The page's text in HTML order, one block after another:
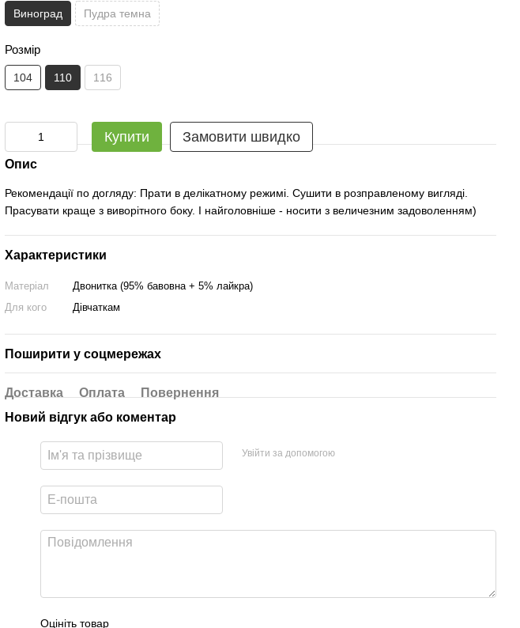
Виноград Пудра темна
Розмір
104 110 116
Купити Замовити швидко
Опис
Рекомендації по догляду: Прати в делікатному режимі. Сушити в розправленому вигляді.
Прасувати краще з виворітного боку. І найголовніше - носити з величезним задоволенням)
Характеристики
Матеріал
Двонитка (95% бавовна + 5% лайкра)
Для кого
Дівчаткам
Поширити у соцмережах
Доставка Оплата
Повернення
Новий відгук або коментар
Увійти за допомогою
Оцініть товар